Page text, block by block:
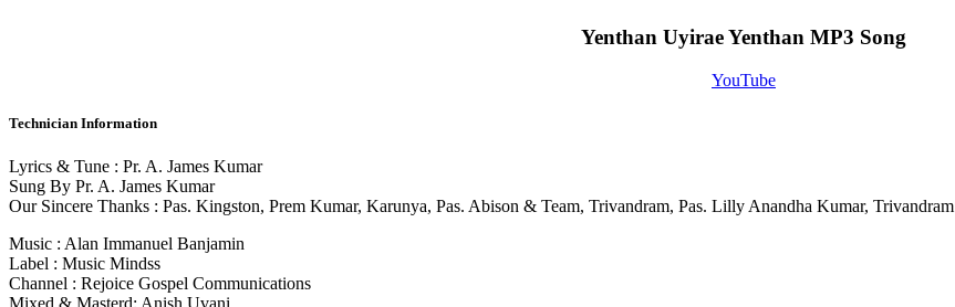
Yenthan Uyirae Yenthan MP3 Song
YouTube
Technician Information
Lyrics & Tune : Pr. A. James Kumar
Sung By Pr. A. James Kumar
Our Sincere Thanks : Pas. Kingston, Prem Kumar, Karunya, Pas. Abison & Team, Trivandram, Pas. Lilly Anandha Kumar, Trivandram
Music : Alan Immanuel Banjamin
Label : Music Mindss
Channel : Rejoice Gospel Communications